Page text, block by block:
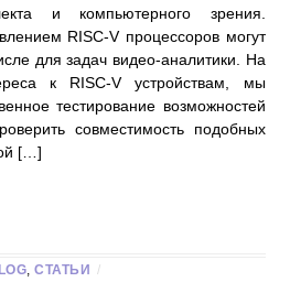
и компьютерного зрения.
RISC-V процессоров могут
для задач видео-аналитики. На
к RISC-V устройствам, мы
тестирование возможностей
совместимость подобных
[…]
,СТАТЬИ /